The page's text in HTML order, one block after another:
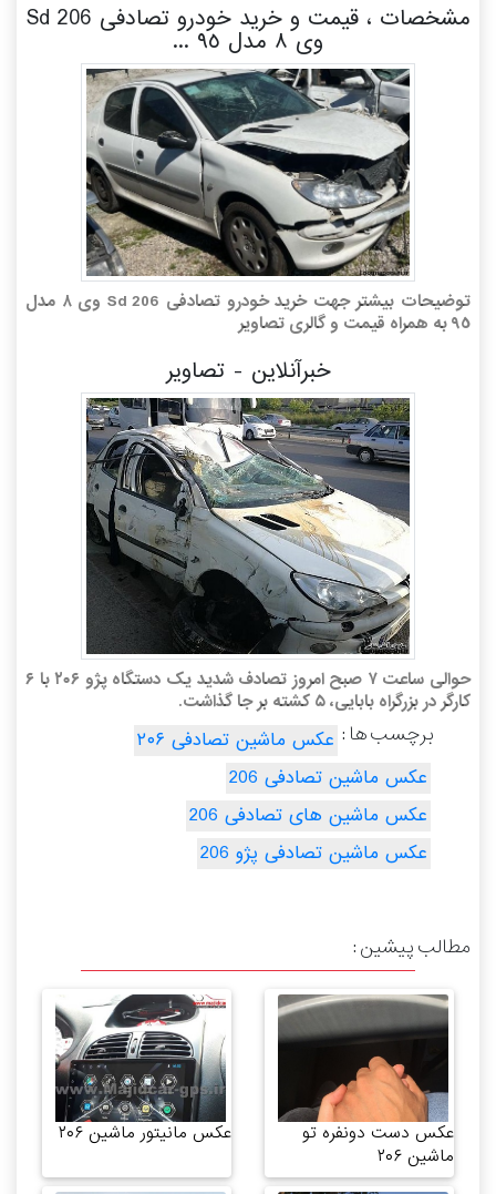
مشخصات ، قیمت و خرید خودرو تصادفی 206 Sd
وى ٨ مدل ٩٥ ...
توضیحات بیشتر جهت خرید خودرو تصادفی 206 Sd وى ٨ مدل
٩٥ به همراه قیمت و گالری تصاویر
خبرآنلاین - تصاویر
حوالی ساعت ۷ صبح امروز تصادف شدید یک دستگاه پژو ۲۰۶ با ۶
کارگر در بزرگراه بابایی، ۵ کشته بر جا گذاشت.
برچسب ها : عکس ماشین تصادفی ۲۰۶
عکس ماشین تصادفی 206
عکس ماشین های تصادفی 206
عکس ماشین تصادفی پژو 206
مطالب پیشین :
عکس دست دونفره تو
ماشین ۲۰۶
عکس مانیتور ماشین ۲۰۶